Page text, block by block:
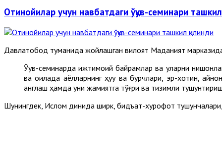
Отинойилар учун навбатдаги ўқув-семинари ташкил
Давлатобод туманида жойлашган вилоят Маданият
Ўқув-семинарда ижтимоий байрамлар ва уларни
ва оилада аёлларнинг ҳуқуқ ва бурчлари, эр-хотин,
англаш ҳамда уни жамиятга тўғри ва тизимли
Шунингдек, Ислом динида ширк, бидъат-хурофот